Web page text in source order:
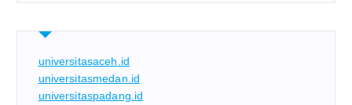
universitasaceh.id
universitasmedan.id
universitaspadang.id